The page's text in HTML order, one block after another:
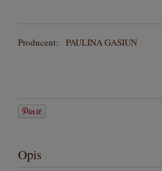
Producent: PAULINA GASIUN
Opis